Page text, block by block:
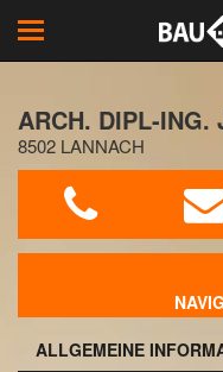
Toggle
navigation
ARCH. DIPL-ING.
8502 LANNACH
ALLGEMEINE